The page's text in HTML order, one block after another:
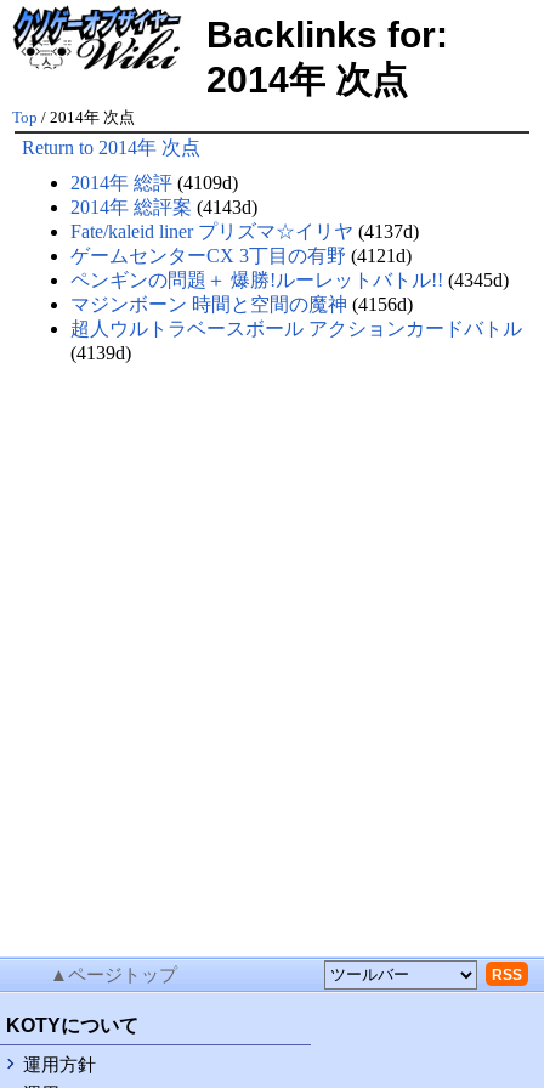
Backlinks for:
2014年 次点
Top / 2014年 次点
Return to 2014年 次点
2014年 総評 (4109d)
2014年 総評案 (4143d)
Fate/kaleid liner プリズマ☆イリヤ (4137d)
ゲームセンターCX 3丁目の有野 (4121d)
ペンギンの問題＋ 爆勝!ルーレットバトル!! (4345d)
マジンボーン 時間と空間の魔神 (4156d)
超人ウルトラベースボール アクションカードバトル
(4139d)
▲ページトップ RSS
KOTYについて
運用方針